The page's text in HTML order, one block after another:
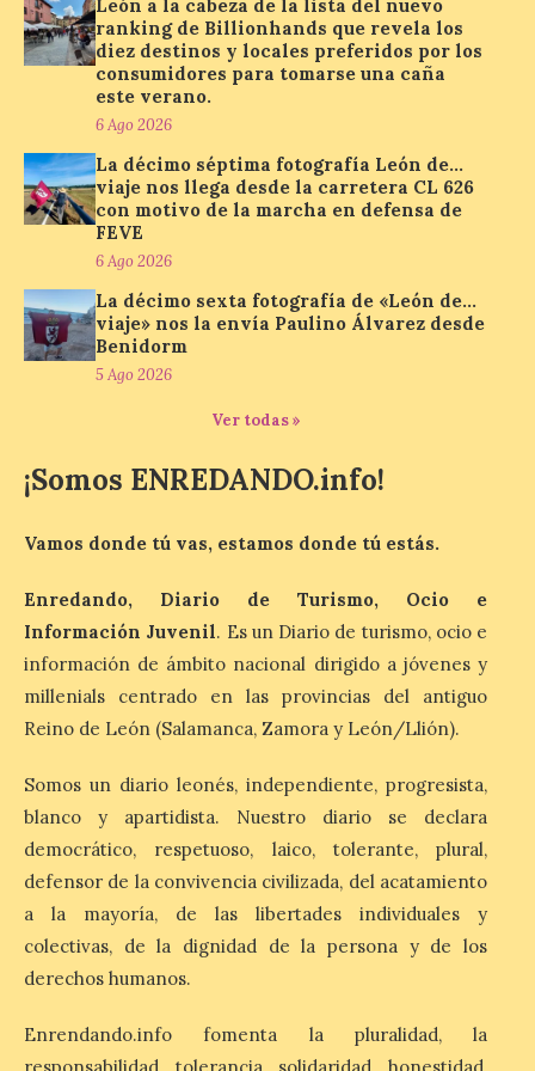
solar del 12 de agosto de 2026 sin
obstáculos. El visor es una herramienta a
la […]
Paradores renueva su
compromiso con La Vuelta
como patrocinador oficial
7 Ago 2026
La cadena hotelera pública
volverá a estar presente
en la zona de descanso
junto al control de firmas
Leaders Lounge, dos espacios exclusivos
para los ciclistas. El recorrido de La
Última llamada: Eclipse
Dónde alojarse y a qué
precio
7 Ago 2026
León es la provincia más
pero también una de las
más agotadas: solo un 4%
de alojamientos libres.
Zamora, Palencia y Álava son las
provincias con menos margen: apenas un
1% de los alojamientos siguen libres para
El eclipse genera un boom
precios desorbitados,
según SiteMinder
León a la cabeza de la lista del nuevo
ranking de Billionhands que revela los
diez destinos y locales preferidos por los
consumidores para tomarse una caña
este verano.
6 Ago 2026
La décimo séptima fotografía León de…
viaje nos llega desde la carretera CL 626
con motivo de la marcha en defensa de
FEVE
6 Ago 2026
La décimo sexta fotografía de «León de…
viaje» nos la envía Paulino Álvarez desde
Benidorm
5 Ago 2026
Ver todas »
¡Somos ENREDANDO.info!
Vamos donde tú vas, estamos donde tú estás.
Enredando, Diario de Turismo, Ocio e
Información Juvenil. Es un Diario de turismo, ocio e
información de ámbito nacional dirigido a jóvenes y
millenials centrado en las provincias del antiguo
Reino de León (Salamanca, Zamora y León/Llión).
Somos un diario leonés, independiente, progresista,
blanco y apartidista. Nuestro diario se declara
democrático, respetuoso, laico, tolerante, plural,
defensor de la convivencia civilizada, del acatamiento
a la mayoría, de las libertades individuales y
colectivas, de la dignidad de la persona y de los
derechos humanos.
Enrendando.info fomenta la pluralidad, la